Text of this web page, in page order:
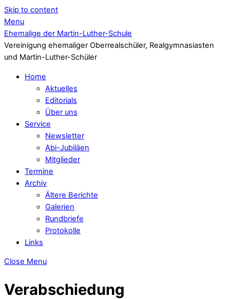
Skip to content
Menu
Ehemalige der Martin-Luther-Schule
Vereinigung ehemaliger Oberrealschüler, Realgymnasiasten
und Martin-Luther-Schüler
Home
Aktuelles
Editorials
Über uns
Service
Newsletter
Abi-Jubiläen
Mitglieder
Termine
Archiv
Ältere Berichte
Galerien
Rundbriefe
Protokolle
Links
Close Menu
Verabschiedung